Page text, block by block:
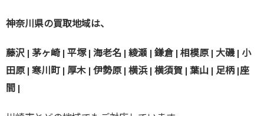
神奈川県の買取地域は、
藤沢 | 茅ヶ崎 | 平塚 | 海老名 | 綾瀬 | 鎌倉 | 相模原 | 大磯 | 小
田原 | 寒川町 | 厚木 | 伊勢原 | 横浜 | 横須賀 | 葉山 | 足柄 |座
間 |